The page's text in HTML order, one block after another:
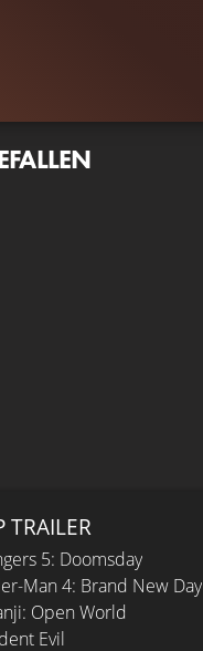
TRAILER
5: Doomsday
Man 4: Brand New Day
Open World
Evil